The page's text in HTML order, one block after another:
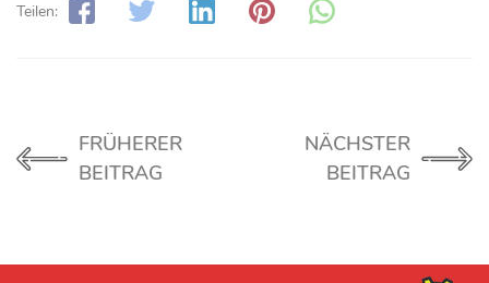
Teilen:
FRÜHERER
BEITRAG
NÄCHSTER
BEITRAG